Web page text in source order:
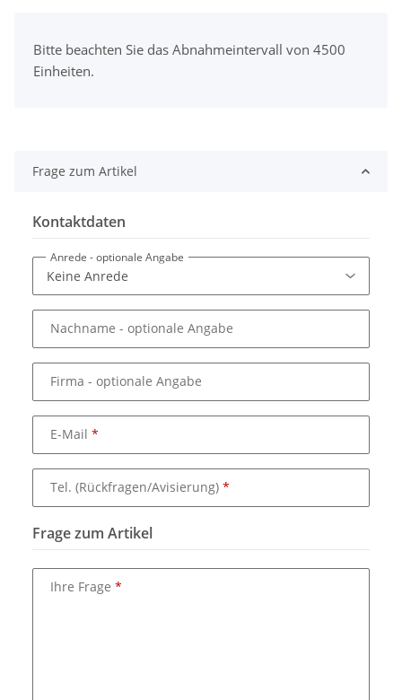
Bitte beachten Sie das Abnahmeintervall von 4500
Einheiten.
Frage zum Artikel
Kontaktdaten
Anrede - optionale Angabe
Nachname - optionale Angabe
Firma - optionale Angabe
E-Mail
Tel. (Rückfragen/Avisierung)
Frage zum Artikel
Ihre Frage